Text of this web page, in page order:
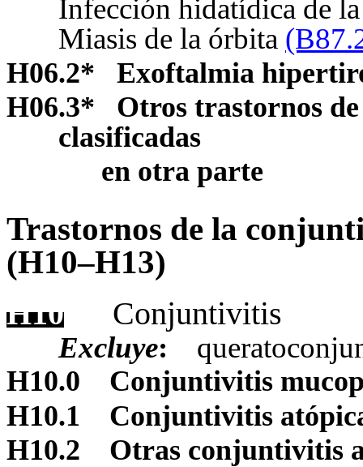
Infección hidatídica de
Miasis de la órbita
H06.2*
Exoftalmia
H06.3*
Otros trastornos
clasificadas
en otra parte
Trastornos de la
(H10–H13)
H10 Conjuntivitis
Excluye:
H10.0
Conjuntivitis
H10.1
Conjuntivitis
H10.2
Otras conjuntivitis